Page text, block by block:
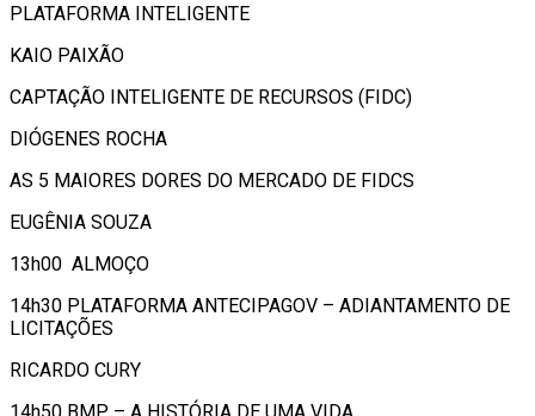
PLATAFORMA INTELIGENTE
KAIO PAIXÃO
CAPTAÇÃO INTELIGENTE DE RECURSOS (FIDC)
DIÓGENES ROCHA
AS 5 MAIORES DORES DO MERCADO DE FIDCS
EUGÊNIA SOUZA
13h00 ALMOÇO
14h30 PLATAFORMA ANTECIPAGOV – ADIANTAMENTO DE
LICITAÇÕES
RICARDO CURY